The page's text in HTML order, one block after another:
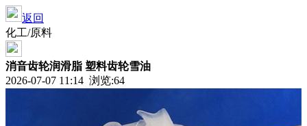
返回
化工/原料
消音齿轮润滑脂 塑料齿轮雪油
2026-07-07 11:14 浏览:64